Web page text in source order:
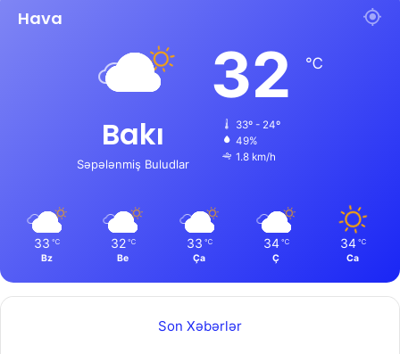
Hava
Bakı
Səpələnmiş Buludlar
32 ℃
33º - 24º
49%
1.8 km/h
33 ℃
Bz
32 ℃
Be
33 ℃
Ça
34 ℃
Ç
34 ℃
Ca
Son Xəbərlər